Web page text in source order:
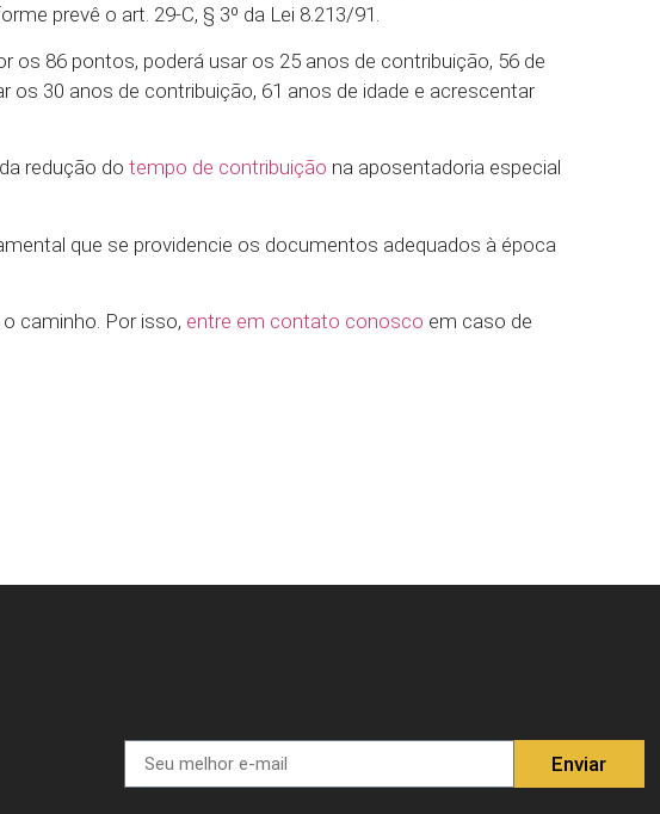
prevê o art. 29-C, § 3º da Lei 8.213/91.
os 86 pontos, poderá usar os 25 anos de contribuição, 56 de
30 anos de contribuição, 61 anos de idade e acrescentar
redução do tempo de contribuição na aposentadoria especial
que se providencie os documentos adequados à época
caminho. Por isso, entre em contato conosco em caso de
Enviar